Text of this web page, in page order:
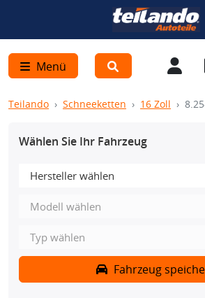
Menü
Teilando Schneeketten 16 Zoll
Wählen Sie Ihr Fahrzeug
Fahrzeug